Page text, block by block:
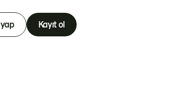
Kayıt ol